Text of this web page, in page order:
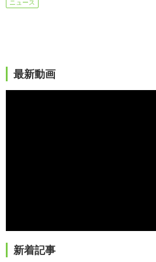
ニュース
最新動画
新着記事